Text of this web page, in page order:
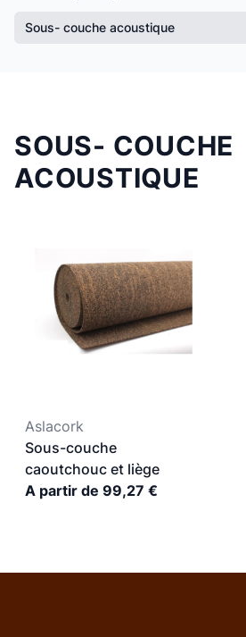
Sous- couche acoustique
SOUS- COUCHE
ACOUSTIQUE
Aslacork
Sous-couche
caoutchouc et liège
A partir de 99,27 €